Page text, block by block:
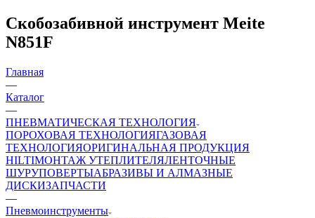
Скобозабивной инструмент Meite
N851F
Главная
—
Каталог
—
ПНЕВМАТИЧЕСКАЯ ТЕХНОЛОГИЯ
ПОРОХОВАЯ ТЕХНОЛОГИЯГАЗОВАЯ
ТЕХНОЛОГИЯОРИГИНАЛЬНАЯ ПРОДУКЦИЯ
HILTIМОНТАЖ УТЕПЛИТЕЛЯЛЕНТОЧНЫЕ
ШУРУПОВЕРТЫАБРАЗИВЫ И АЛМАЗНЫЕ
ДИСКИЗАПЧАСТИ
—
Пневмоинструменты